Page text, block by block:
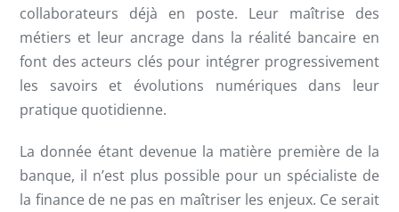
collaborateurs déjà en poste. Leur maîtrise des
métiers et leur ancrage dans la réalité bancaire en
font des acteurs clés pour intégrer progressivement
les savoirs et évolutions numériques dans leur
pratique quotidienne.
La donnée étant devenue la matière première de la
banque, il n’est plus possible pour un spécialiste de
la finance de ne pas en maîtriser les enjeux. Ce serait